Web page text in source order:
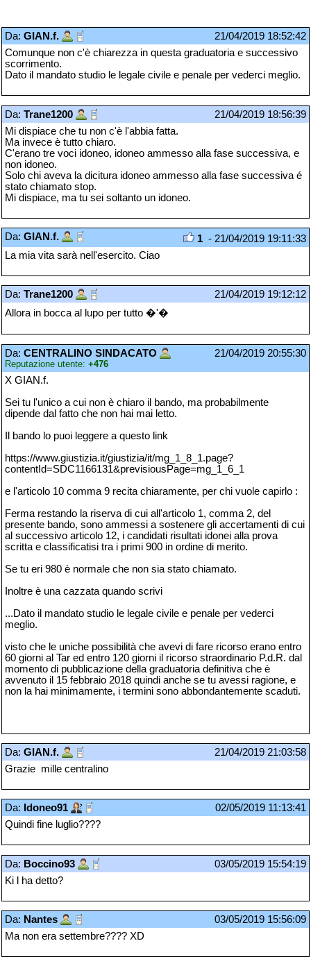
Da: GIAN.f.
21/04/2019 18:52:42
Comunque non c'è chiarezza in questa graduatoria e successivo
scorrimento.
Dato il mandato studio le legale civile e penale per vederci meglio.
Da: Trane1200
21/04/2019 18:56:39
Mi dispiace che tu non c'è l'abbia fatta.
Ma invece è tutto chiaro.
C'erano tre voci idoneo, idoneo ammesso alla fase successiva, e
non idoneo.
Solo chi aveva la dicitura idoneo ammesso alla fase successiva é
stato chiamato stop.
Mi dispiace, ma tu sei soltanto un idoneo.
Da: GIAN.f. 1 - 21/04/2019 19:11:33
La mia vita sarà nell'esercito. Ciao
Da: Trane1200
21/04/2019 19:12:12
Allora in bocca al lupo per tutto �'�
Da: CENTRALINO SINDACATO
Reputazione utente: +476
21/04/2019 20:55:30
X GIAN.f.
Sei tu l'unico a cui non è chiaro il bando, ma probabilmente
dipende dal fatto che non hai mai letto.
Il bando lo puoi leggere a questo link
https://www.giustizia.it/giustizia/it/mg_1_8_1.page?
contentId=SDC1166131&previsiousPage=mg_1_6_1
e l'articolo 10 comma 9 recita chiaramente, per chi vuole capirlo :
Ferma restando la riserva di cui all'articolo 1, comma 2, del
presente bando, sono ammessi a sostenere gli accertamenti di cui
al successivo articolo 12, i candidati risultati idonei alla prova
scritta e classificatisi tra i primi 900 in ordine di merito.
Se tu eri 980 è normale che non sia stato chiamato.
Inoltre è una cazzata quando scrivi
...Dato il mandato studio le legale civile e penale per vederci
meglio.
visto che le uniche possibilità che avevi di fare ricorso erano entro
60 giorni al Tar ed entro 120 giorni il ricorso straordinario P.d.R. dal
momento di pubblicazione della graduatoria definitiva che è
avvenuto il 15 febbraio 2018 quindi anche se tu avessi ragione, e
non la hai minimamente, i termini sono abbondantemente scaduti.
Da: GIAN.f.
21/04/2019 21:03:58
Grazie mille centralino
Da: Idoneo91
02/05/2019 11:13:41
Quindi fine luglio????
Da: Boccino93
03/05/2019 15:54:19
Ki l ha detto?
Da: Nantes
03/05/2019 15:56:09
Ma non era settembre???? XD